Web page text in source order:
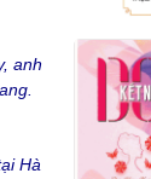
anh
Hà